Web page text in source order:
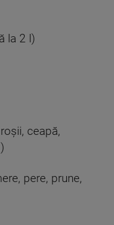
la 2 l)
ceapă,
pere, prune,